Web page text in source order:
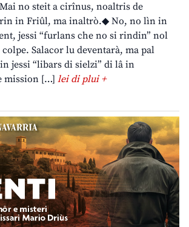
no steit a cirînus, noaltris de
in Friûl, ma inaltrò.◆ No, no lìn in
jessi “furlans che no si rindin” nol
Salacor lu deventarà, ma pal
jessi “libars di sielzi” di lâ in
mission […] lei di plui +